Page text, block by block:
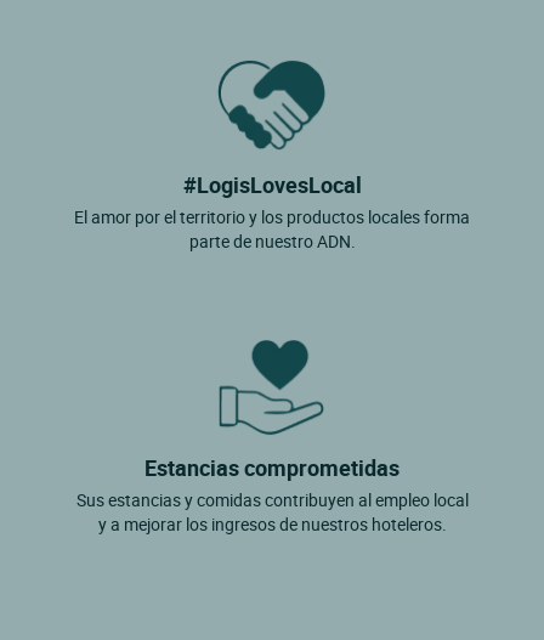
#LogisLovesLocal
El amor por el territorio y los productos locales forma
parte de nuestro ADN.
Estancias comprometidas
Sus estancias y comidas contribuyen al empleo local
y a mejorar los ingresos de nuestros hoteleros.